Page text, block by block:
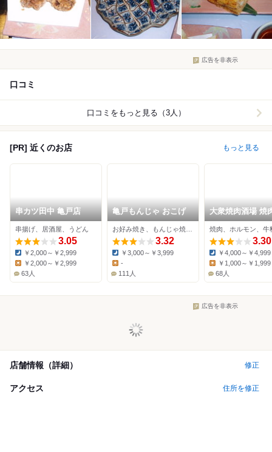
広告を非表示
口コミ
口コミをもっと見る（3人）
[PR] 近くのお店 もっと見る
串カツ田中 亀戸店
串揚げ、居酒屋、うどん
3.05
Dinner:
￥2,000～￥2,999
Lunch:
￥2,000～￥2,999
63人
亀戸もんじゃ おこげ
3.32
Dinner:
￥3,000～￥3,999
-
111人
大衆焼肉酒場 焼
ルモン 十番
焼肉、ホルモン、牛
3.30
Dinner:
￥4,000～￥4,999
Lunch:
￥1,000～￥1,999
68人
広告を非表示
店舗情報（詳細） 修正
アクセス 住所を修正